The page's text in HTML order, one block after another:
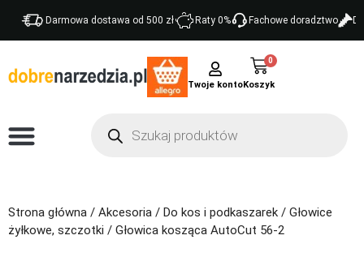
Darmowa dostawa od 500 zł Raty 0% Fachowe doradztwo
Twoje konto
0
Strona główna / Akcesoria / Do kos i podkaszarek / Głowice
żyłkowe, szczotki / Głowica kosząca AutoCut 56-2